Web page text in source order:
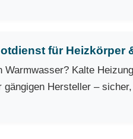
für Heizkörper
Warmwasser? Kalte
gängigen Hersteller –